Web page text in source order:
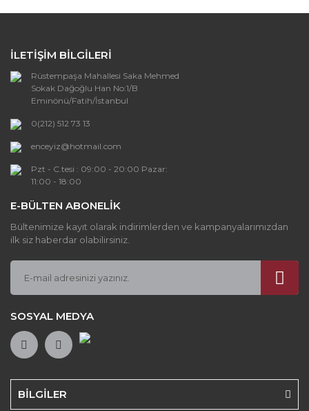
Ali Karabacak | 13/02/2021
Yorum Yaz
Ürün açıklamasında eksik bilgiler bulunuyor.
Ürün bilgilerinde hatalar bulunuyor.
Ürün fiyatı diğer sitelerden daha pahalı.
Bu ürüne benzer farklı alternatifler olmalı.
İLETİŞİM BİLGİLERİ
Rüstempaşa Mahallesi Saka Mehmed
Sokak Dağoğlu Han No:1/B
Eminönü/Fatih/İstanbul
0(212) 512 73 13
enceyiz@hotmail.com
Pzt - C.tesi : 09:00 - 20:00 Pazar:
11:00 - 18:00
BİLGİLER
E-BÜLTEN ABONELİK
Bültenimize kayıt olarak indirimlerden ve kampanyalarımızdan
ilk siz haberdar olabilirsiniz.
SOSYAL MEDYA